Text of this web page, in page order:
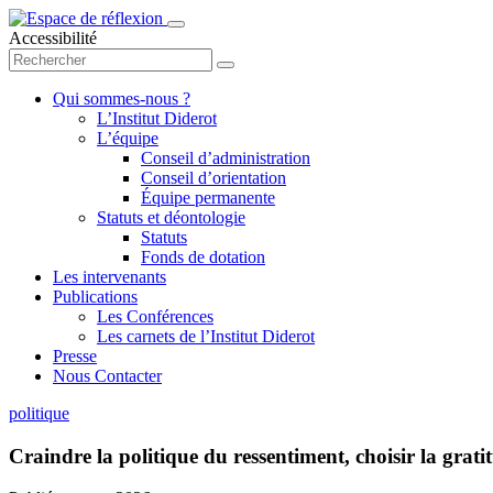
Accessibilité
Qui sommes-nous ?
L’Institut Diderot
L’équipe
Conseil d’administration
Conseil d’orientation
Équipe permanente
Statuts et déontologie
Statuts
Fonds de dotation
Les intervenants
Publications
Les Conférences
Les carnets de l’Institut Diderot
Presse
Nous Contacter
politique
Craindre la politique du ressentiment, choisir la